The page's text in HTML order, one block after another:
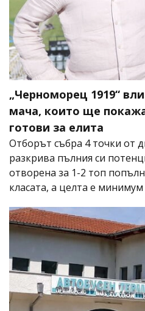
„Черноморец 1919“
мача, които ще
готови за елита
Отборът събра 4 точки от
разкрива пълния си
отворена за 1-2 топ
класата, а целта е